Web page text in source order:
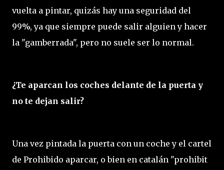
vuelta a pintar, quizás hay una seguridad del
99%, ya que siempre puede salir alguien y hacer
la "gamberrada", pero no suele ser lo normal.
¿Te aparcan los coches delante de la puerta y
no te dejan salir?
Una vez pintada la puerta con un coche y el cartel
de Prohibido aparcar, o bien en catalán "prohibit